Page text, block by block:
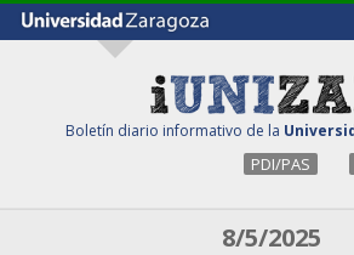
Boletín diario informativo de la
PDI/PAS
8/5/2025